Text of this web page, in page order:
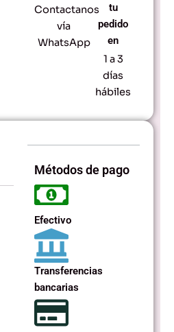
Reutilizables
cantidad
Contactanos
vía
WhatsApp
tu
pedido
en
1 a 3
días
hábiles
Métodos de pago
Efectivo
Transferencias
bancarias